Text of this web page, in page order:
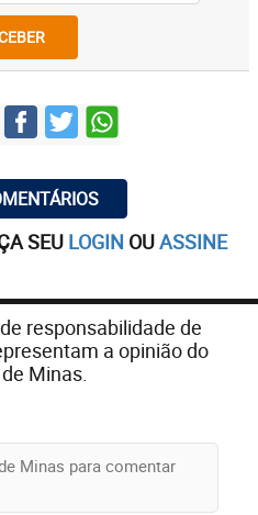
SEU LOGIN OUASSINE
responsabilidade de
a opinião do
Minas.